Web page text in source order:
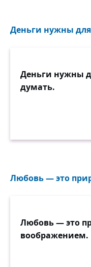
Деньги нужны для
Деньги нужны
думать.
Любовь — это
Любовь — это
воображением.